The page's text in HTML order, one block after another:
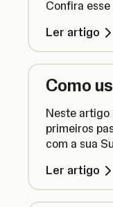
Confira
Ler artigo
Como
Neste artigo
primeiros
com a sua
Ler artigo